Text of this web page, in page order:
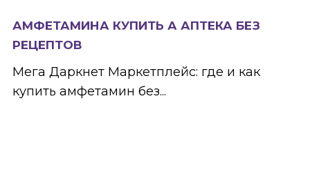
АМФЕТАМИНА КУПИТЬ А АПТЕКА БЕЗ
РЕЦЕПТОВ
Мега Даркнет Маркетплейс: где и как
купить амфетамин без...